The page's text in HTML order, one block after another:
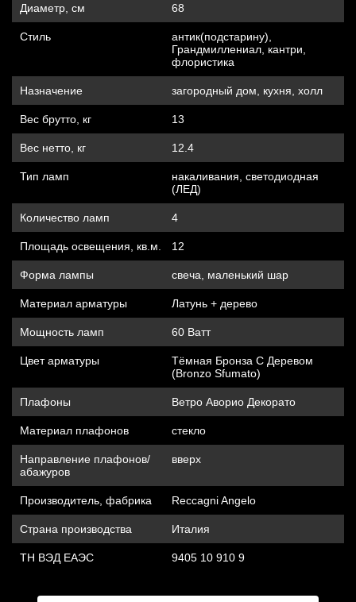
Диаметр, см 68
Стиль
антик(подстарину),
Грандмиллениал, кантри,
флористика
Назначение загородный дом, кухня, холл
Вес брутто, кг 13
Вес нетто, кг 12.4
Тип ламп
накаливания, cветодиодная
(ЛЕД)
Количество ламп 4
Площадь освещения, кв.м. 12
Форма лампы свеча, маленький шар
Материал арматуры Латунь + дерево
Мощность ламп 60 Ватт
Цвет арматуры
Тёмная Бронза С Деревом
(Bronzo Sfumato)
Плафоны Ветро Аворио Декорато
Материал плафонов стекло
Направление плафонов/
абажуров
вверх
Производитель, фабрика Reccagni Angelo
Страна производства Италия
ТН ВЭД ЕАЭС 9405 10 910 9